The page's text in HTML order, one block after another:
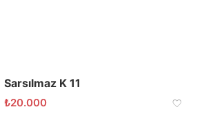
Sarsılmaz K 11
₺20.000